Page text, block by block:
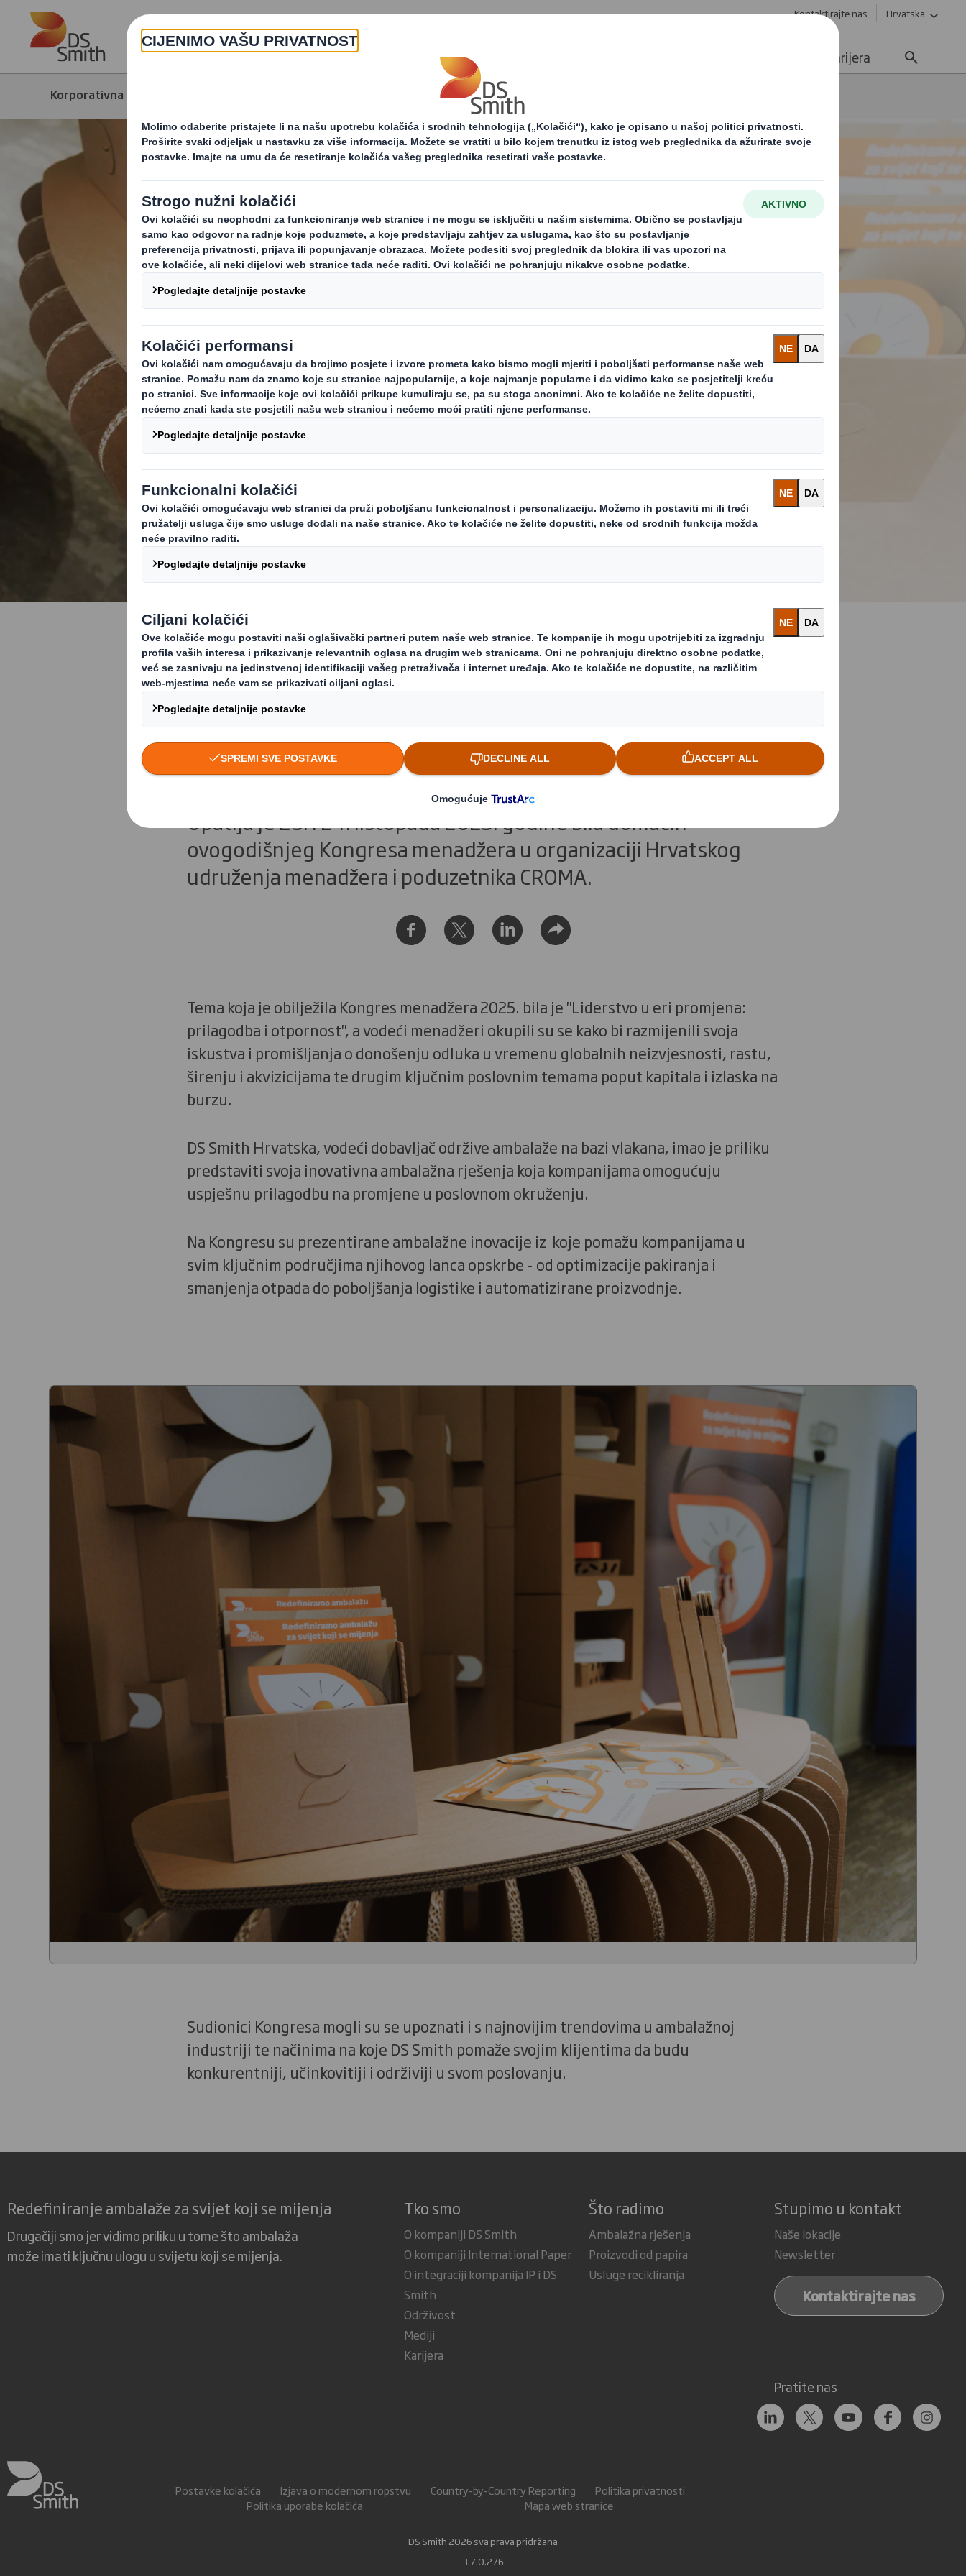
Skip to main content Kontaktirajte nas Hrvatska
O nama Karijera
Korporativna stranica Novosti i priopćenja za tisak DS Smith Hrvatska na Kongresu menadžera 2025. godine
DS Smith Hrvatska na Kongresu
menadžera 2025. godine
Opatija je 23. i 24. listopada 2025. godine bila domaćin
ovogodišnjeg Kongresa menadžera u organizaciji Hrvatskog
udruženja menadžera i poduzetnika CROMA.
Tema koja je obilježila Kongres menadžera 2025. bila je "Liderstvo u eri promjena:
prilagodba i otpornost", a vodeći menadžeri okupili su se kako bi razmijenili svoja
iskustva i promišljanja o donošenju odluka u vremenu globalnih neizvjesnosti, rastu,
širenju i akvizicijama te drugim ključnim poslovnim temama poput kapitala i izlaska na
burzu.
DS Smith Hrvatska, vodeći dobavljač održive ambalaže na bazi vlakana, imao je priliku
predstaviti svoja inovativna ambalažna rješenja koja kompanijama omogućuju
uspješnu prilagodbu na promjene u poslovnom okruženju.
Na Kongresu su prezentirane ambalažne inovacije iz koje pomažu kompanijama u
svim ključnim područjima njihovog lanca opskrbe - od optimizacije pakiranja i
smanjenja otpada do poboljšanja logistike i automatizirane proizvodnje.
Sudionici Kongresa mogli su se upoznati i s najnovijim trendovima u ambalažnoj
industriji te načinima na koje DS Smith pomaže svojim klijentima da budu
konkurentniji, učinkovitiji i održiviji u svom poslovanju.
Redefiniranje ambalaže za svijet koji se mijenja
Drugačiji smo jer vidimo priliku u tome što ambalaža
može imati ključnu ulogu u svijetu koji se mijenja.
Tko smo
O kompaniji DS Smith
O kompaniji International Paper
O integraciji kompanija IP i DS
Smith
Održivost
Mediji
Karijera
Što radimo
Ambalažna rješenja
Proizvodi od papira
Usluge recikliranja
Stupimo u kontakt
Naše lokacije
Newsletter
Kontaktirajte nas
Pratite nas
Postavke kolačića Izjava o modernom ropstvu Country-by-Country Reporting
Politika privatnosti
Politika uporabe kolačića
Mapa web stranice
DS Smith 2026 sva prava pridržana
3.7.0.276